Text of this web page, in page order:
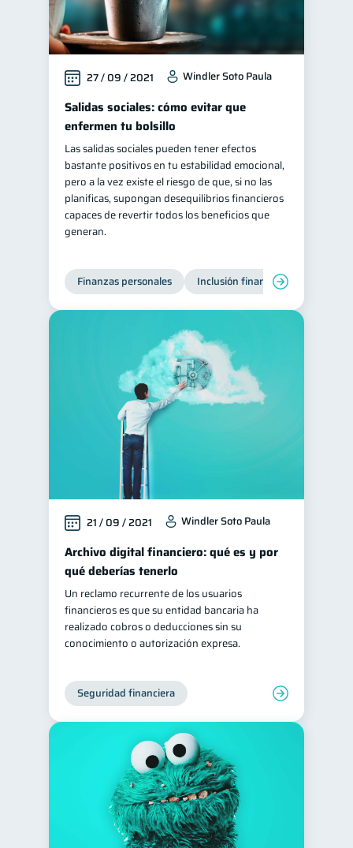
27 / 09 / 2021 Windler Soto Paula
Salidas sociales: cómo evitar que
enfermen tu bolsillo
Las salidas sociales pueden tener efectos
bastante positivos en tu estabilidad emocional,
pero a la vez existe el riesgo de que, si no las
planificas, supongan desequilibrios financieros
capaces de revertir todos los beneficios que
generan.
Finanzas personales Inclusión financiera
21 / 09 / 2021 Windler Soto Paula
Archivo digital financiero: qué es y por
qué deberías tenerlo
Un reclamo recurrente de los usuarios
financieros es que su entidad bancaria ha
realizado cobros o deducciones sin su
conocimiento o autorización expresa.
Seguridad financiera